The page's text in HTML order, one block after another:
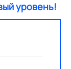
уровень!